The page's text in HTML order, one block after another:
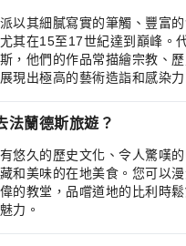
以其細膩寫實的筆觸、豐富
其在15至17世紀達到巔峰。
，他們的作品常描繪宗教、
現出極高的藝術造詣和感染力
法蘭德斯旅遊？
悠久的歷史文化、令人驚嘆
和美味的在地美食。您可以
的教堂，品嚐道地的比利時
力。